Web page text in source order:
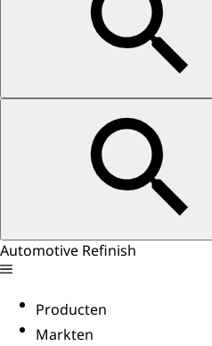
Automotive Refinish
Producten
Markten